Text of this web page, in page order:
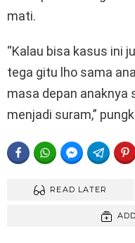
mati.
“Kalau bisa kasus ini
tega gitu lho sama
masa depan anaknya
menjadi suram,”
FACEBOOKWHATSAPP
READ LATER